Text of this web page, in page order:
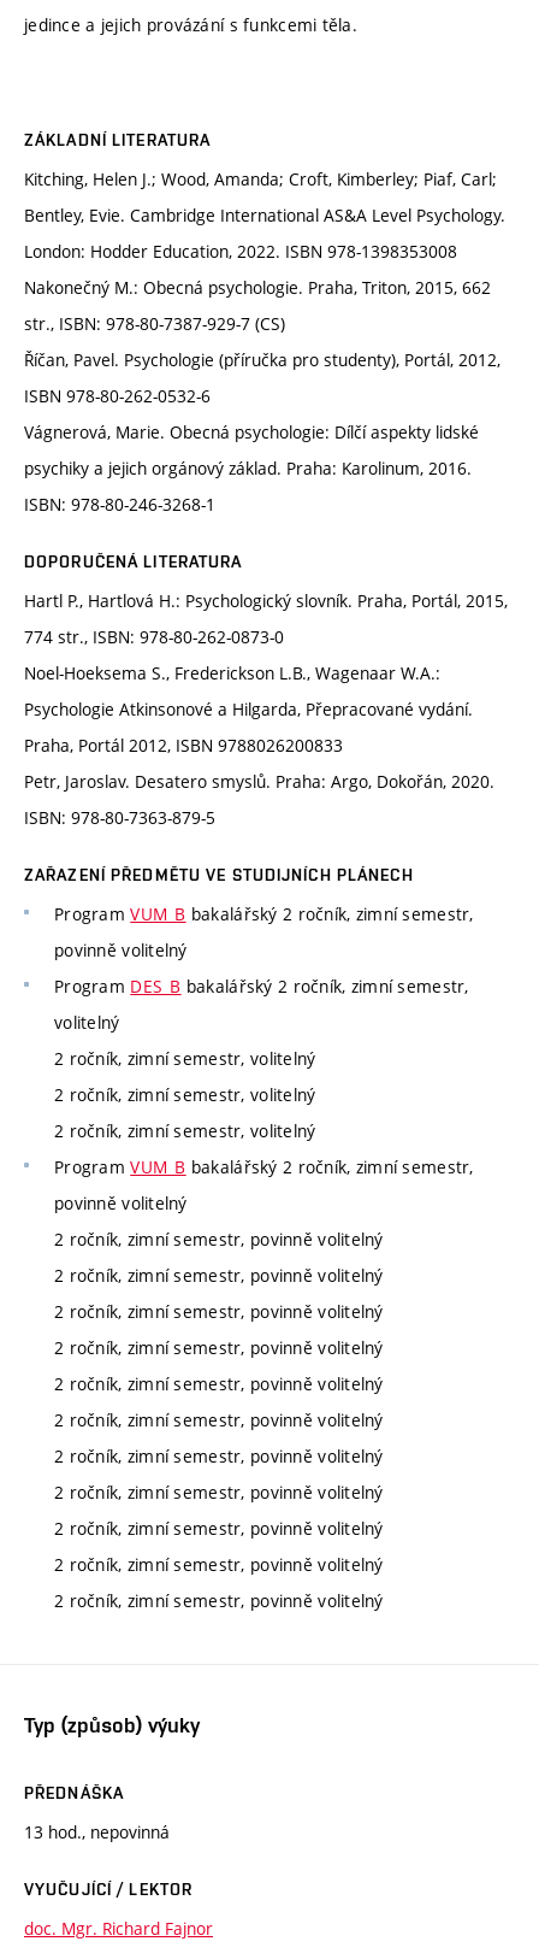
jedince a jejich provázání s funkcemi těla.
ZÁKLADNÍ LITERATURA
Kitching, Helen J.; Wood, Amanda; Croft, Kimberley; Piaf, Carl;
Bentley, Evie. Cambridge International AS&A Level Psychology.
London: Hodder Education, 2022. ISBN 978-1398353008
Nakonečný M.: Obecná psychologie. Praha, Triton, 2015, 662
str., ISBN: 978-80-7387-929-7 (CS)
Říčan, Pavel. Psychologie (příručka pro studenty), Portál, 2012,
ISBN 978-80-262-0532-6
Vágnerová, Marie. Obecná psychologie: Dílčí aspekty lidské
psychiky a jejich orgánový základ. Praha: Karolinum, 2016.
ISBN: 978-80-246-3268-1
DOPORUČENÁ LITERATURA
Hartl P., Hartlová H.: Psychologický slovník. Praha, Portál, 2015,
774 str., ISBN: 978-80-262-0873-0
Noel-Hoeksema S., Frederickson L.B., Wagenaar W.A.:
Psychologie Atkinsonové a Hilgarda, Přepracované vydání.
Praha, Portál 2012, ISBN 9788026200833
Petr, Jaroslav. Desatero smyslů. Praha: Argo, Dokořán, 2020.
ISBN: 978-80-7363-879-5
ZAŘAZENÍ PŘEDMĚTU VE STUDIJNÍCH PLÁNECH
ProgramVUM_B bakalářský 2 ročník, zimní semestr,
povinně volitelný
Program DES_B bakalářský 2 ročník, zimní semestr,
volitelný
2 ročník, zimní semestr, volitelný
2 ročník, zimní semestr, volitelný
2 ročník, zimní semestr, volitelný
ProgramVUM_B bakalářský 2 ročník, zimní semestr,
povinně volitelný
2 ročník, zimní semestr, povinně volitelný
2 ročník, zimní semestr, povinně volitelný
2 ročník, zimní semestr, povinně volitelný
2 ročník, zimní semestr, povinně volitelný
2 ročník, zimní semestr, povinně volitelný
2 ročník, zimní semestr, povinně volitelný
2 ročník, zimní semestr, povinně volitelný
2 ročník, zimní semestr, povinně volitelný
2 ročník, zimní semestr, povinně volitelný
2 ročník, zimní semestr, povinně volitelný
2 ročník, zimní semestr, povinně volitelný
Typ (způsob) výuky
PŘEDNÁŠKA
13 hod., nepovinná
VYUČUJÍCÍ / LEKTOR
doc. Mgr. Richard Fajnor